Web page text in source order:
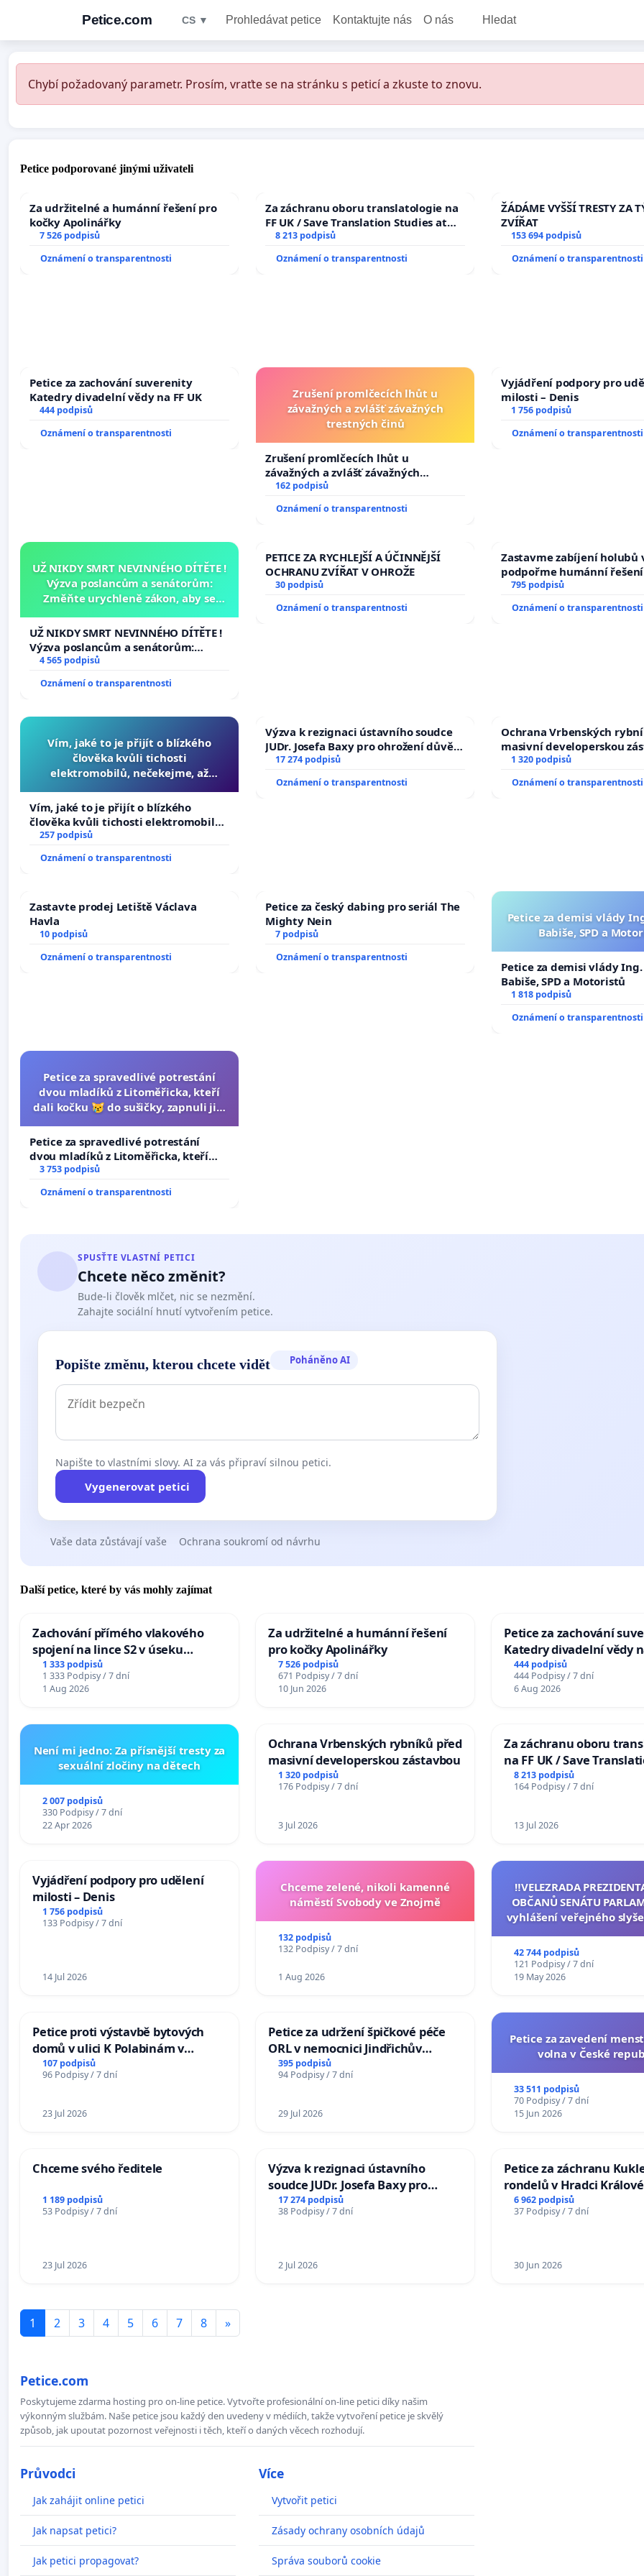
Petice.com CS ▼ Prohledávat petice Kontaktujte nás O nás Hledat
Chybí požadovaný parametr. Prosím, vraťte se na stránku s peticí a zkuste to znovu.
Petice podporované jinými uživateli
Za udržitelné a humánní řešení pro
kočky Apolinářky
7 526 podpisů
Oznámení o transparentnosti
Za záchranu oboru translatologie na
FF UK / Save Translation Studies at
the Faculty of Arts, Charles
University
8 213 podpisů
Oznámení o transparentnosti
ŽÁDÁME VYŠŠÍ TRESTY ZA
ZVÍŘAT
153 694 podpisů
Oznámení o transparentnosti
Petice za zachování suverenity
Katedry divadelní vědy na FF UK
444 podpisů
Oznámení o transparentnosti
Zrušení promlčecích lhůt u
závažných a zvlášť závažných
trestných činů
Zrušení promlčecích lhůt u
závažných a zvlášť závažných
trestných činů
162 podpisů
Oznámení o transparentnosti
Vyjádření podpory pro
milosti – Denis
1 756 podpisů
Oznámení o transparentnosti
UŽ NIKDY SMRT NEVINNÉHO DÍTĚTE !
Výzva poslancům a senátorům:
Změňte urychleně zákon, aby se
opakovat!
UŽ NIKDY SMRT NEVINNÉHO DÍTĚTE !
Výzva poslancům a senátorům:
Změňte urychleně zákon, aby se
tragédie malé Viktorky už nemohla
opakovat!
4 565 podpisů
Oznámení o transparentnosti
PETICE ZA RYCHLEJŠÍ A ÚČINNĚJŠÍ
OCHRANU ZVÍŘAT V OHROŽE
30 podpisů
Oznámení o transparentnosti
Zastavme zabíjení holubů
podpořme humánní řešení
795 podpisů
Oznámení o transparentnosti
Vím, jaké to je přijít o blízkého
člověka kvůli tichosti
elektromobilů, nečekejme, až
auta!
Vím, jaké to je přijít o blízkého
člověka kvůli tichosti elektromobilů,
nečekejme, až přibydou další,
zaveďme slyšitelná auta!
257 podpisů
Oznámení o transparentnosti
Výzva k rezignaci ústavního soudce
JUDr. Josefa Baxy pro ohrožení důvěry
ve spravedlivý proces
17 274 podpisů
Oznámení o transparentnosti
Ochrana Vrbenských
masivní developerskou
1 320 podpisů
Oznámení o transparentnosti
Zastavte prodej Letiště Václava
Havla
10 podpisů
Oznámení o transparentnosti
Petice za český dabing pro seriál The
Mighty Nein
7 podpisů
Oznámení o transparentnosti
Petice za demisi vlády
Babiše, SPD a
Petice za demisi vlády
Babiše, SPD a Motoristů
1 818 podpisů
Oznámení o transparentnosti
Petice za spravedlivé potrestání
dvou mladíků z Litoměřicka, kteří
dali kočku 😿 do sušičky, zapnuli ji a
Petice za spravedlivé potrestání
dvou mladíků z Litoměřicka, kteří
dali kočku 😿 do sušičky, zapnuli ji a
umírání zvířete natočili.
3 753 podpisů
Oznámení o transparentnosti
SPUSŤTE VLASTNÍ PETICI
Chcete něco změnit?
Bude-li člověk mlčet, nic se nezmění.
Zahajte sociální hnutí vytvořením petice.
Popište změnu, kterou chcete vidět Poháněno AI
Napište to vlastními slovy. AI za vás připraví silnou petici.
Vygenerovat petici
Vaše data zůstávají vaše Ochrana soukromí od návrhu
Další petice, které by vás mohly zajímat
Zachování přímého vlakového
spojení na lince S2 v úseku
Ostrava – Bohumín – Karviná –
Mosty u Jablunkova
1 333 podpisů
1 333 Podpisy / 7 dní
1 Aug 2026
Za udržitelné a humánní řešení
pro kočky Apolinářky
7 526 podpisů
671 Podpisy / 7 dní
10 Jun 2026
Petice za zachování
Katedry divadelní vědy
444 podpisů
444 Podpisy / 7 dní
6 Aug 2026
Není mi jedno: Za přísnější tresty za
sexuální zločiny na dětech
2 007 podpisů
330 Podpisy / 7 dní
22 Apr 2026
Ochrana Vrbenských rybníků před
masivní developerskou zástavbou
1 320 podpisů
176 Podpisy / 7 dní
3 Jul 2026
Za záchranu oboru
na FF UK / Save
Studies at the Faculty of
Charles University
8 213 podpisů
164 Podpisy / 7 dní
13 Jul 2026
Vyjádření podpory pro udělení
milosti – Denis
1 756 podpisů
133 Podpisy / 7 dní
14 Jul 2026
Chceme zelené, nikoli kamenné
náměstí Svobody ve Znojmě
132 podpisů
132 Podpisy / 7 dní
1 Aug 2026
‼️VELEZRADA
OBČANŮ SENÁTU
vyhlášení veřejného
na přijetí usnesení k
žaloby na prezidenta
42 744 podpisů
121 Podpisy / 7 dní
19 May 2026
Petice proti výstavbě bytových
domů v ulici K Polabinám v
Pardubicích
107 podpisů
96 Podpisy / 7 dní
23 Jul 2026
Petice za udržení špičkové péče
ORL v nemocnici Jindřichův
Hradec
395 podpisů
94 Podpisy / 7 dní
29 Jul 2026
Petice za zavedení
volna v České
33 511 podpisů
70 Podpisy / 7 dní
15 Jun 2026
Chceme svého ředitele
1 189 podpisů
53 Podpisy / 7 dní
23 Jul 2026
Výzva k rezignaci ústavního
soudce JUDr. Josefa Baxy pro
ohrožení důvěry ve spravedlivý
proces
17 274 podpisů
38 Podpisy / 7 dní
2 Jul 2026
Petice za záchranu
rondelů v Hradci Králové
6 962 podpisů
37 Podpisy / 7 dní
30 Jun 2026
1 2 3 4 5 6 7 8 »
Petice.com
Poskytujeme zdarma hosting pro on-line petice. Vytvořte profesionální on-line petici díky našim
výkonným službám. Naše petice jsou každý den uvedeny v médiích, takže vytvoření petice je skvělý
způsob, jak upoutat pozornost veřejnosti i těch, kteří o daných věcech rozhodují.
Průvodci
Jak zahájit online petici
Jak napsat petici?
Jak petici propagovat?
Více
Vytvořit petici
Zásady ochrany osobních údajů
Správa souborů cookie